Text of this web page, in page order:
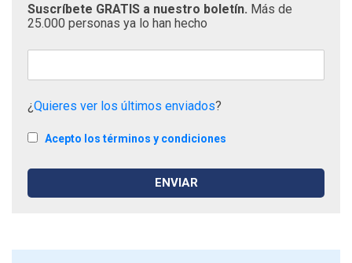
Suscríbete GRATIS a nuestro boletín. Más de
25.000 personas ya lo han hecho
¿Quieres ver los últimos enviados?
Acepto los términos y condiciones